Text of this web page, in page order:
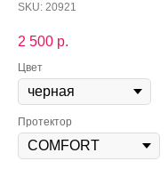
SKU: 20921
2 500 р.
Цвет
Протектор